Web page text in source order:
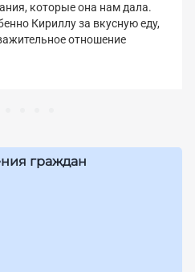
которые она нам дала.
Кириллу за вкусную еду,
отношение
граждан